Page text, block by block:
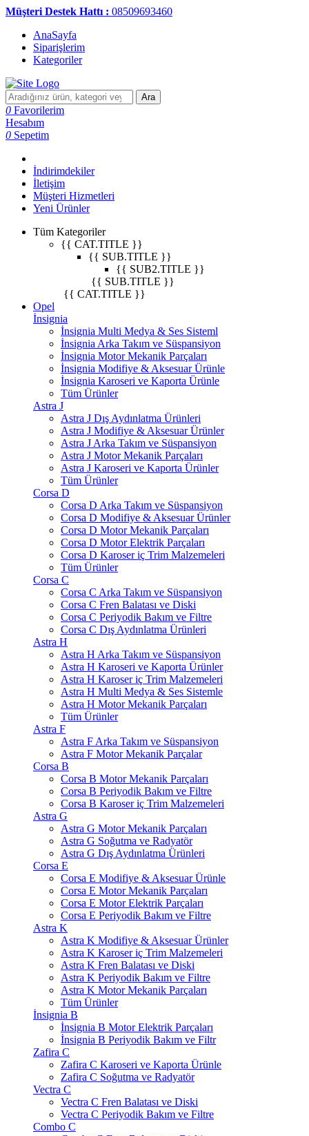
Müşteri Destek Hattı : 08509693460
AnaSayfa
Siparişlerim
Kategoriler
Ara
0 Favorilerim
Hesabım
0 Sepetim
İndirimdekiler
İletişim
Müşteri Hizmetleri
Yeni Ürünler
Tüm Kategoriler
{{ CAT.TITLE }}
{{ SUB.TITLE }}
{{ SUB2.TITLE }}
{{ SUB.TITLE }}
{{ CAT.TITLE }}
Opel
İnsignia
İnsignia Multi Medya & Ses Sisteml
İnsignia Arka Takım ve Süspansiyon
İnsignia Motor Mekanik Parçaları
İnsignia Modifiye & Aksesuar Ürünle
İnsignia Karoseri ve Kaporta Ürünle
Tüm Ürünler
Astra J
Astra J Dış Aydınlatma Ürünleri
Astra J Modifiye & Aksesuar Ürünler
Astra J Arka Takım ve Süspansiyon
Astra J Motor Mekanik Parçaları
Astra J Karoseri ve Kaporta Ürünler
Tüm Ürünler
Corsa D
Corsa D Arka Takım ve Süspansiyon
Corsa D Modifiye & Aksesuar Ürünler
Corsa D Motor Mekanik Parçaları
Corsa D Motor Elektrik Parçaları
Corsa D Karoser iç Trim Malzemeleri
Tüm Ürünler
Corsa C
Corsa C Arka Takım ve Süspansiyon
Corsa C Fren Balatası ve Diski
Corsa C Periyodik Bakım ve Filtre
Corsa C Dış Aydınlatma Ürünleri
Astra H
Astra H Arka Takım ve Süspansiyon
Astra H Karoseri ve Kaporta Ürünler
Astra H Karoser iç Trim Malzemeleri
Astra H Multi Medya & Ses Sistemle
Astra H Motor Mekanik Parçaları
Tüm Ürünler
Astra F
Astra F Arka Takım ve Süspansiyon
Astra F Motor Mekanik Parçalar
Corsa B
Corsa B Motor Mekanik Parçaları
Corsa B Periyodik Bakım ve Filtre
Corsa B Karoser iç Trim Malzemeleri
Astra G
Astra G Motor Mekanik Parçaları
Astra G Soğutma ve Radyatör
Astra G Dış Aydınlatma Ürünleri
Corsa E
Corsa E Modifiye & Aksesuar Ürünle
Corsa E Motor Mekanik Parçaları
Corsa E Motor Elektrik Parçaları
Corsa E Periyodik Bakım ve Filtre
Astra K
Astra K Modifiye & Aksesuar Ürünler
Astra K Karoser iç Trim Malzemeleri
Astra K Fren Balatası ve Diski
Astra K Periyodik Bakım ve Filtre
Astra K Motor Mekanik Parçaları
Tüm Ürünler
İnsignia B
İnsignia B Motor Elektrik Parçaları
İnsignia B Periyodik Bakım ve Filtr
Zafira C
Zafira C Karoseri ve Kaporta Ürünle
Zafira C Soğutma ve Radyatör
Vectra C
Vectra C Fren Balatası ve Diski
Vectra C Periyodik Bakım ve Filtre
Combo C